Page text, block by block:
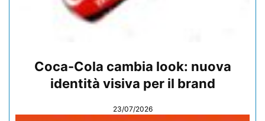
Coca-Cola cambia look: nuova
identità visiva per il brand
23/07/2026